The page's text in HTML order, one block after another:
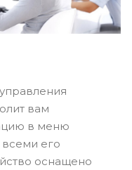
вам
в меню
всеми его
оснащено